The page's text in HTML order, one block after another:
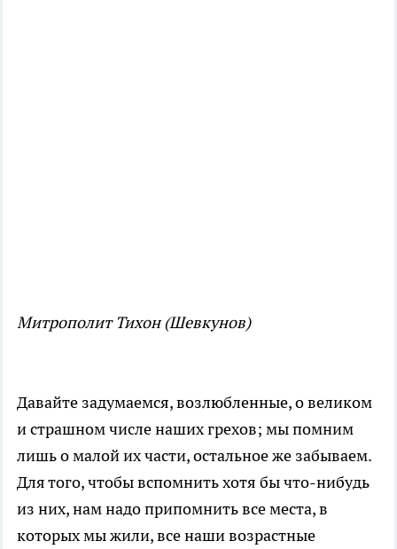
Митрополит Тихон (Шевкунов)
Давайте задумаемся, возлюбленные, о великом
и страшном числе наших грехов; мы помним
лишь о малой их части, остальное же забываем.
Для того, чтобы вспомнить хотя бы что-нибудь
из них, нам надо припомнить все места, в
которых мы жили, все наши возрастные